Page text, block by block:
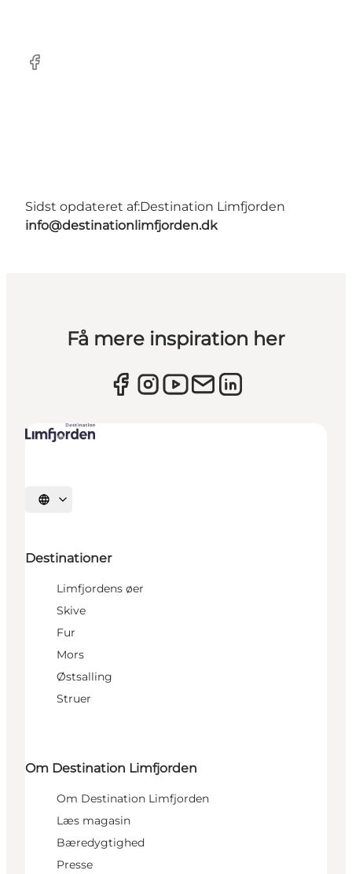
Facebook
Sidst opdateret af:Destination Limfjorden
info@destinationlimfjorden.dk
Få mere inspiration her
Vælg sprog
Destinationer
Limfjordens øer
Skive
Fur
Mors
Østsalling
Struer
Om Destination Limfjorden
Om Destination Limfjorden
Læs magasin
Bæredygtighed
Presse